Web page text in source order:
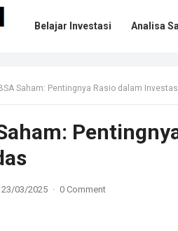
Belajar Investasi Analisa
Saham: Pentingnya Rasio dalam
23/03/2025 · 0 Comment